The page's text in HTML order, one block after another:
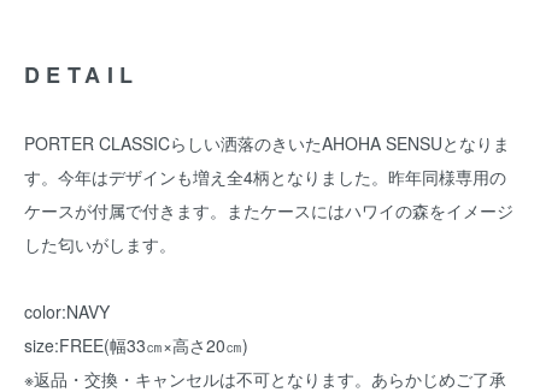
DETAIL
PORTER CLASSICらしい洒落のきいたAHOHA SENSUとなりま
す。今年はデザインも増え全4柄となりました。昨年同様専用の
ケースが付属で付きます。またケースにはハワイの森をイメージ
した匂いがします。
color:NAVY
size:FREE(幅33㎝×高さ20㎝)
※返品・交換・キャンセルは不可となります。あらかじめご了承